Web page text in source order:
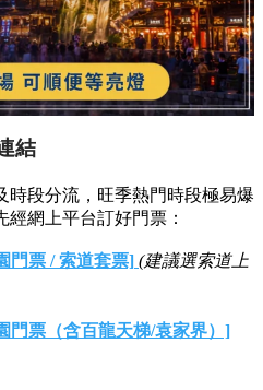
結
時段分流，旺季熱門時段極易爆
網上平台訂好門票：
門票 / 索道套票] (建議選索道上
門票（含百龍天梯/袁家界）]